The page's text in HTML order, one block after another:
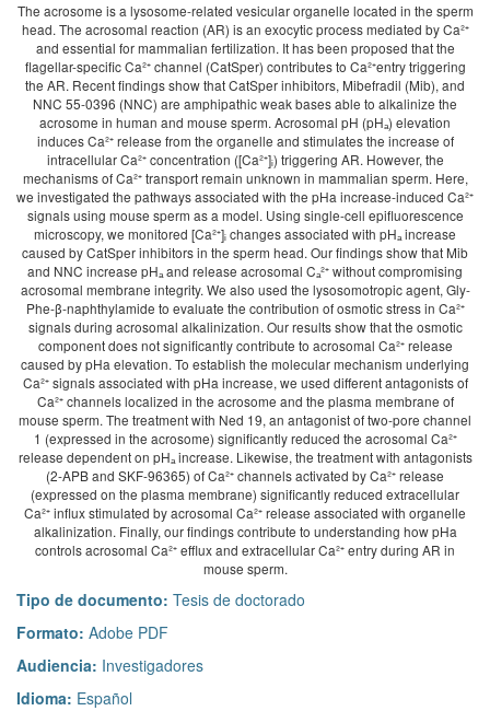
The acrosome is a lysosome-related vesicular organelle located in the sperm
head. The acrosomal reaction (AR) is an exocytic process mediated by Ca²⁺
and essential for mammalian fertilization. It has been proposed that the
flagellar-specific Ca²⁺ channel (CatSper) contributes to Ca²⁺entry triggering
the AR. Recent findings show that CatSper inhibitors, Mibefradil (Mib), and
NNC 55-0396 (NNC) are amphipathic weak bases able to alkalinize the
acrosome in human and mouse sperm. Acrosomal pH (pHₐ) elevation
induces Ca²⁺ release from the organelle and stimulates the increase of
intracellular Ca²⁺ concentration ([Ca²⁺]ᵢ) triggering AR. However, the
mechanisms of Ca²⁺ transport remain unknown in mammalian sperm. Here,
we investigated the pathways associated with the pHa increase-induced Ca²⁺
signals using mouse sperm as a model. Using single-cell epifluorescence
microscopy, we monitored [Ca²⁺]ᵢ changes associated with pHₐ increase
caused by CatSper inhibitors in the sperm head. Our findings show that Mib
and NNC increase pHₐ and release acrosomal Cₐ²⁺ without compromising
acrosomal membrane integrity. We also used the lysosomotropic agent, Gly-
Phe-β-naphthylamide to evaluate the contribution of osmotic stress in Ca²⁺
signals during acrosomal alkalinization. Our results show that the osmotic
component does not significantly contribute to acrosomal Ca²⁺ release
caused by pHa elevation. To establish the molecular mechanism underlying
Ca²⁺ signals associated with pHa increase, we used different antagonists of
Ca²⁺ channels localized in the acrosome and the plasma membrane of
mouse sperm. The treatment with Ned 19, an antagonist of two-pore channel
1 (expressed in the acrosome) significantly reduced the acrosomal Ca²⁺
release dependent on pHₐ increase. Likewise, the treatment with antagonists
(2-APB and SKF-96365) of Ca²⁺ channels activated by Ca²⁺ release
(expressed on the plasma membrane) significantly reduced extracellular
Ca²⁺ influx stimulated by acrosomal Ca²⁺ release associated with organelle
alkalinization. Finally, our findings contribute to understanding how pHa
controls acrosomal Ca²⁺ efflux and extracellular Ca²⁺ entry during AR in
mouse sperm.
Tipo de documento: Tesis de doctorado
Formato: Adobe PDF
Audiencia: Investigadores
Idioma: Español